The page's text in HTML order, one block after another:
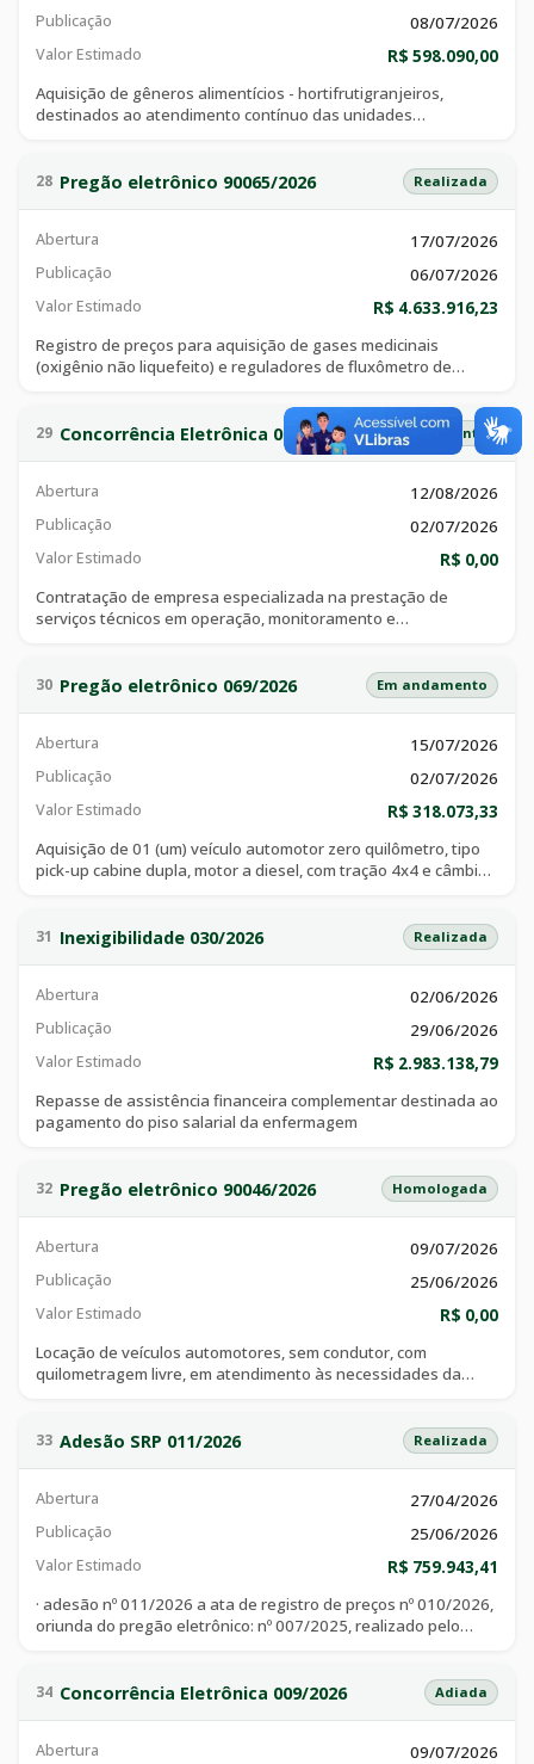
Publicação 08/07/2026
Valor Estimado
R$ 598.090,00
Aquisição de gêneros alimentícios - hortifrutigranjeiros,
destinados ao atendimento contínuo das unidades
28 Pregão eletrônico 90065/2026 Realizada
Abertura 17/07/2026
Publicação 06/07/2026
Valor Estimado
R$ 4.633.916,23
Registro de preços para aquisição de gases medicinais
(oxigênio não liquefeito) e reguladores de fluxômetro de
(comodato) dos cilindros de armazenamento. dados para
plataforma comprasgov: contratação nº 2/2026 uasg: 927538
29 Concorrência Eletrônica 012/2026 Em andamento
Abertura 12/08/2026
Publicação 02/07/2026
Valor Estimado
R$ 0,00
Contratação de empresa especializada na prestação de
serviços técnicos em operação, monitoramento e
inspeções de segurança regular (isr) e especial (ise),
elaboração de relatórios de inspeção de segurança regular
periódicas de segurança de barragens (rpsb); elaboração de
projetos executivos de correções/melhorias da barragem;
acompanhamento de obras na barragem e emissão das
anotações de responsabilidade técnica (art) correspondentes,
da política nacional de segurança de barragens.
30 Pregão eletrônico 069/2026 Em andamento
Abertura 15/07/2026
Publicação 02/07/2026
Valor Estimado
R$ 318.073,33
Aquisição de 01 (um) veículo automotor zero quilômetro, tipo
pick-up cabine dupla, motor a diesel, com tração 4x4 e câmbio
superintendência municipal do meio ambiente – semmac do
31 Inexigibilidade 030/2026 Realizada
Abertura 02/06/2026
Publicação 29/06/2026
Valor Estimado
R$ 2.983.138,79
Repasse de assistência financeira complementar destinada ao
pagamento do piso salarial da enfermagem
32 Pregão eletrônico 90046/2026 Homologada
Abertura 09/07/2026
Publicação 25/06/2026
Valor Estimado
R$ 0,00
Locação de veículos automotores, sem condutor, com
quilometragem livre, em atendimento às necessidades da
33 Adesão SRP 011/2026 Realizada
Abertura 27/04/2026
Publicação 25/06/2026
Valor Estimado
R$ 759.943,41
· adesão nº 011/2026 a ata de registro de preços nº 010/2026,
oriunda do pregão eletrônico: nº 007/2025, realizado pelo
assistenciais e de apoio, para atender a demanda da
34 Concorrência Eletrônica 009/2026 Adiada
Abertura 09/07/2026